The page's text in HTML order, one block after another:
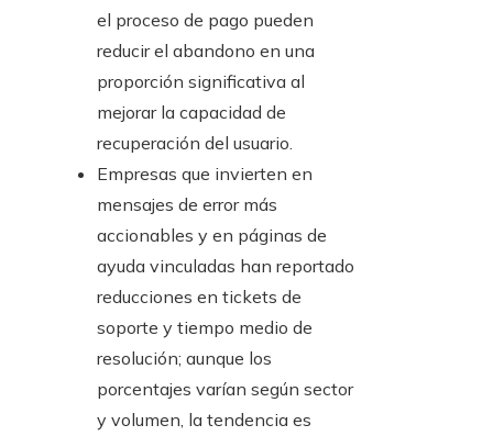
el proceso de pago pueden
reducir el abandono en una
proporción significativa al
mejorar la capacidad de
recuperación del usuario.
Empresas que invierten en
mensajes de error más
accionables y en páginas de
ayuda vinculadas han reportado
reducciones en tickets de
soporte y tiempo medio de
resolución; aunque los
porcentajes varían según sector
y volumen, la tendencia es